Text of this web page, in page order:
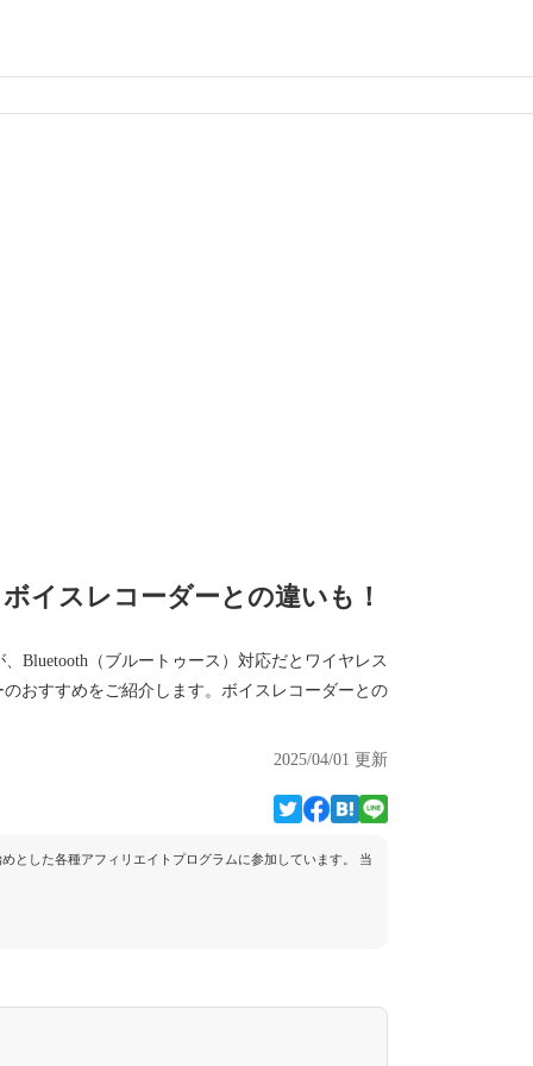
イスレコーダーとの違いも！
Bluetooth（ブルートゥース）対応だとワイヤレス
おすすめをご紹介します。ボイスレコーダーとの
2025/04/01 更新
とした各種アフィリエイトプログラムに参加しています。 当